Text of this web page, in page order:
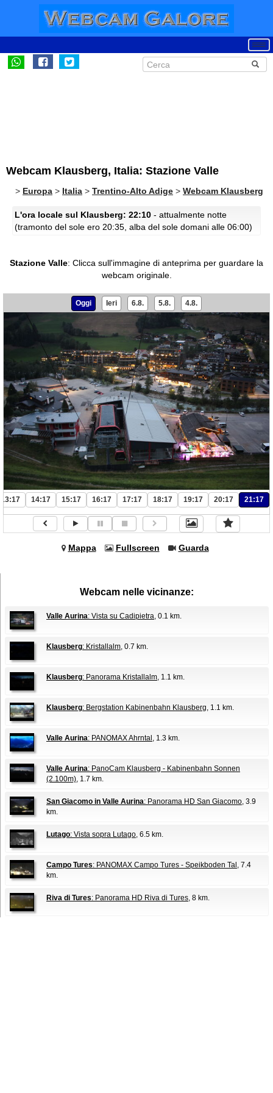
Webcam Klausberg, Italia: Stazione Valle
> Europa > Italia > Trentino-Alto Adige > Webcam Klausberg
L'ora locale sul Klausberg: 22:10 - attualmente notte
(tramonto del sole ero 20:35, alba del sole domani alle 06:00)
Stazione Valle: Clicca sull'immagine di anteprima per guardare la
webcam originale.
Oggi Ieri 6.8. 5.8. 4.8.
13:17 14:17 15:17 16:17 17:17 18:17 19:17 20:17 21:17
Mappa Fullscreen Guarda
Webcam nelle vicinanze:
Valle Aurina: Vista su Cadipietra, 0.1 km.
Klausberg: Kristallalm, 0.7 km.
Klausberg: Panorama Kristallalm, 1.1 km.
Klausberg: Bergstation Kabinenbahn Klausberg, 1.1 km.
Valle Aurina: PANOMAX Ahrntal, 1.3 km.
Valle Aurina: PanoCam Klausberg - Kabinenbahn Sonnen
(2.100m), 1.7 km.
San Giacomo in Valle Aurina: Panorama HD San Giacomo, 3.9
km.
Lutago: Vista sopra Lutago, 6.5 km.
Campo Tures: PANOMAX Campo Tures - Speikboden Tal, 7.4
km.
Riva di Tures: Panorama HD Riva di Tures, 8 km.